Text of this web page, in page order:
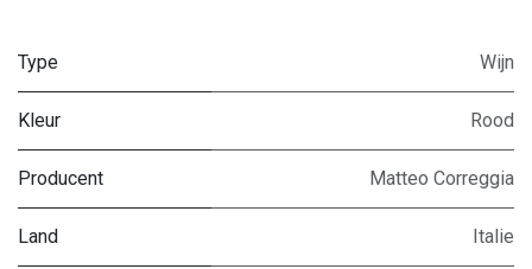
Type Wijn
Kleur Rood
Producent Matteo Correggia
Land Italie